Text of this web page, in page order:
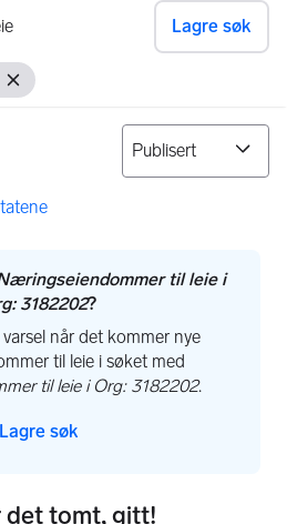
Lagre søk
Fjern filter
til leie i
3182202?
når det kommer nye
til leie i søket med
til leie i Org: 3182202.
Lagre søk
det tomt, gitt!